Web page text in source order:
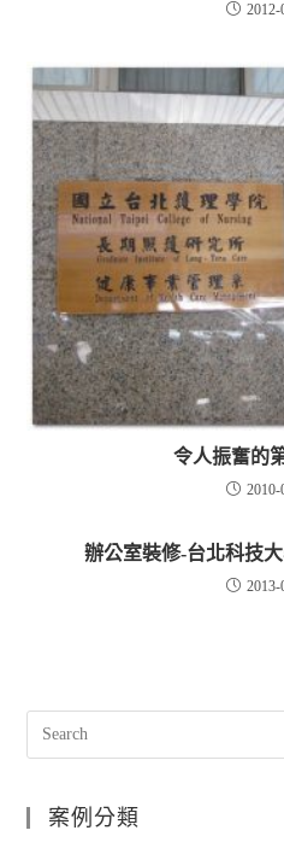
2012-
令人振奮的
2010-
辦公室裝修-台北科技
2013-
案例分類